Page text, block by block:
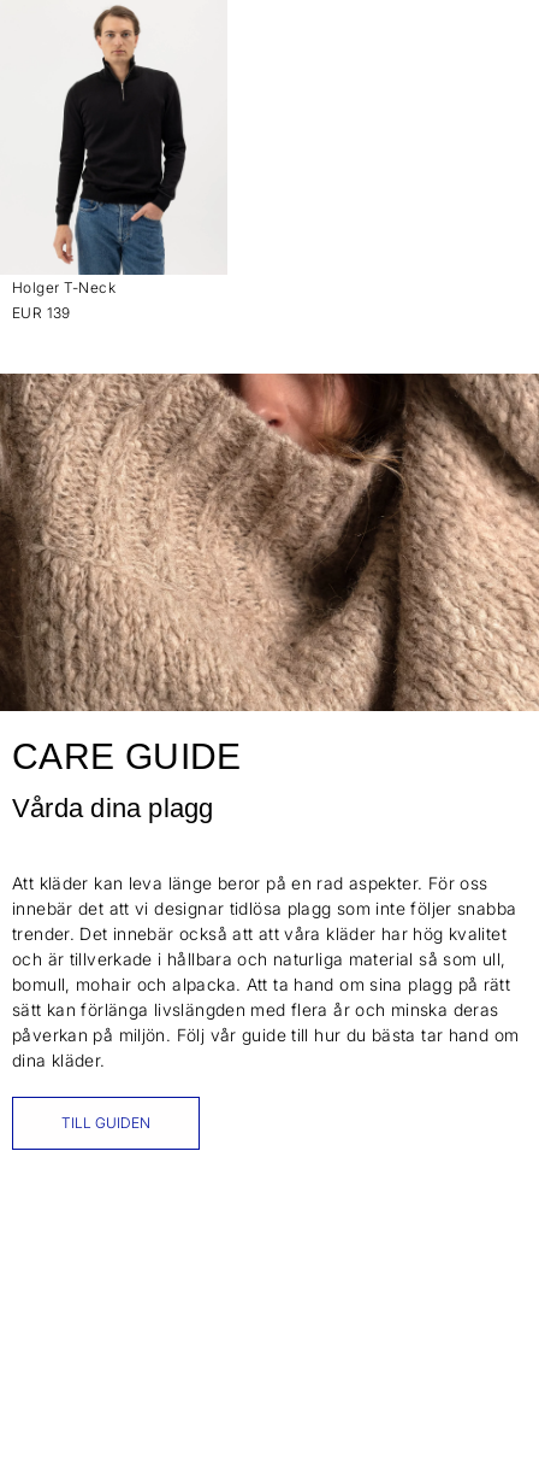
Holger T-Neck
EUR 139
CARE GUIDE
Vårda dina plagg
Att kläder kan leva länge beror på en rad aspekter. För oss
innebär det att vi designar tidlösa plagg som inte följer snabba
trender. Det innebär också att att våra kläder har hög kvalitet
och är tillverkade i hållbara och naturliga material så som ull,
bomull, mohair och alpacka. Att ta hand om sina plagg på rätt
sätt kan förlänga livslängden med flera år och minska deras
påverkan på miljön. Följ vår guide till hur du bästa tar hand om
dina kläder.
TILL GUIDEN